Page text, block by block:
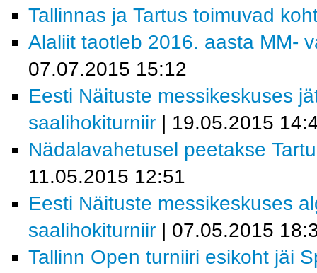
Tallinnas ja Tartus toimuvad
Alaliit taotleb 2016. aasta MM-
07.07.2015 15:12
Eesti Näituste messikeskuses
saalihokiturniir | 19.05.2015
Nädalavahetusel peetakse
11.05.2015 12:51
Eesti Näituste messikeskuses
saalihokiturniir | 07.05.2015
Tallinn Open turniiri esikoht jäi